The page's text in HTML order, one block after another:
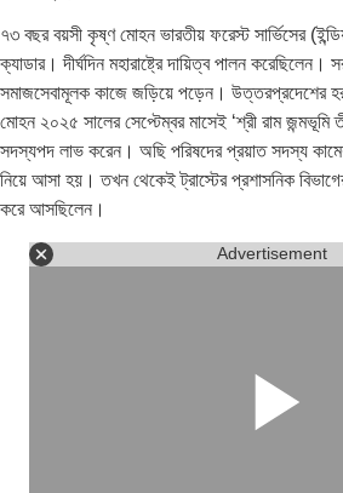
৭৩ বছর বয়সী কৃষ্ণ মোহন ভারতীয় ফরেস্ট সার্ভিসের
ক্যাডার। দীর্ঘদিন মহারাষ্ট্রে দায়িত্ব পালন করেছিলেন।
সমাজসেবামূলক কাজে জড়িয়ে পড়েন। উত্তরপ্রদেশের
মোহন ২০২৫ সালের সেপ্টেম্বর মাসেই ‘শ্রী রাম জন্মভূমি
সদস্যপদ লাভ করেন। অছি পরিষদের প্রয়াত সদস্য
নিয়ে আসা হয়। তখন থেকেই ট্রাস্টের প্রশাসনিক
করে আসছিলেন।
Advertisement